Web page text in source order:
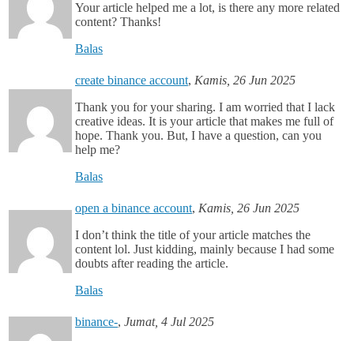
Your article helped me a lot, is there any more related
content? Thanks!
Balas
create binance account, Kamis, 26 Jun 2025
Thank you for your sharing. I am worried that I lack
creative ideas. It is your article that makes me full of
hope. Thank you. But, I have a question, can you
help me?
Balas
open a binance account, Kamis, 26 Jun 2025
I don’t think the title of your article matches the
content lol. Just kidding, mainly because I had some
doubts after reading the article.
Balas
binance-, Jumat, 4 Jul 2025